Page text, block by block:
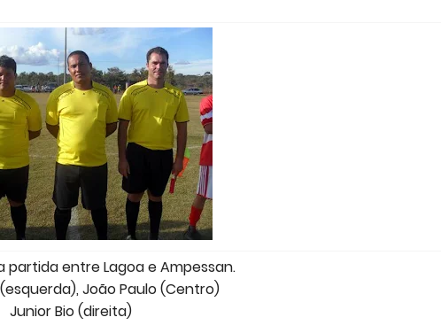
partida entre Lagoa e Ampessan.
João Paulo (Centro)
Junior Bio (direita)